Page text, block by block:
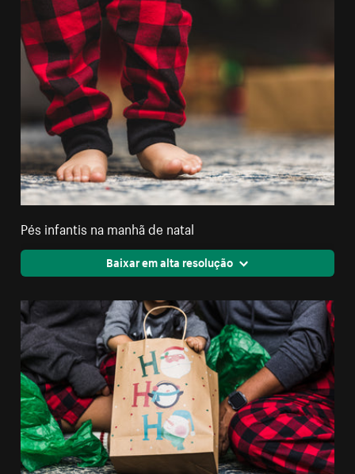
Pés infantis na manhã de natal
Baixar em alta resolução